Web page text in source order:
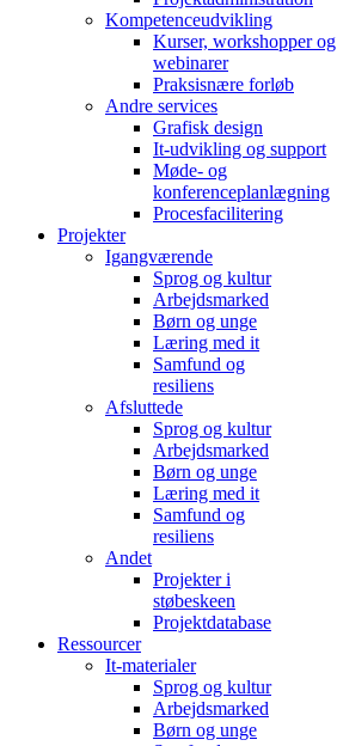
Kompetenceudvikling
Kurser, workshopper og
webinarer
Praksisnære forløb
Andre services
Grafisk design
It-udvikling og support
Møde- og
konferenceplanlægning
Procesfacilitering
Projekter
Igangværende
Sprog og kultur
Arbejdsmarked
Børn og unge
Læring med it
Samfund og
resiliens
Afsluttede
Sprog og kultur
Arbejdsmarked
Børn og unge
Læring med it
Samfund og
resiliens
Andet
Projekter i
støbeskeen
Projektdatabase
Ressourcer
It-materialer
Sprog og kultur
Arbejdsmarked
Børn og unge